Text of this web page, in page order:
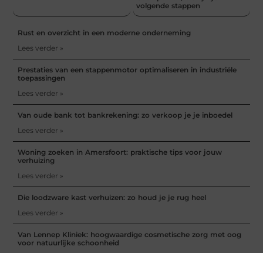
volgende stappen
Rust en overzicht in een moderne onderneming
Lees verder »
Prestaties van een stappenmotor optimaliseren in industriële
toepassingen
Lees verder »
Van oude bank tot bankrekening: zo verkoop je je inboedel
Lees verder »
Woning zoeken in Amersfoort: praktische tips voor jouw
verhuizing
Lees verder »
Die loodzware kast verhuizen: zo houd je je rug heel
Lees verder »
Van Lennep Kliniek: hoogwaardige cosmetische zorg met oog
voor natuurlijke schoonheid